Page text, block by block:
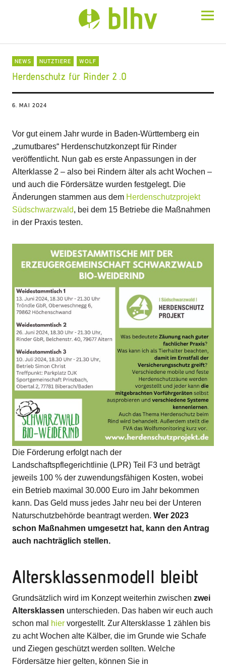
NEWS NUTZTIERE WOLF
Herdenschutz für Rinder 2 .0
6. MAI 2024
Vor gut einem Jahr wurde in Baden-Württemberg ein
„zumutbares“ Herdenschutzkonzept für Rinder
veröffentlicht. Nun gab es erste Anpassungen in der
Alterklasse 2 – also bei Rindern älter als acht Wochen –
und auch die Fördersätze wurden festgelegt. Die
Änderungen stammen aus dem Herdenschutzprojekt
Südschwarzwald, bei dem 15 Betriebe die Maßnahmen
in der Praxis testen.
Die Förderung erfolgt nach der
Landschaftspflegerichtlinie (LPR) Teil F3 und beträgt
jeweils 100 % der zuwendungsfähigen Kosten, wobei
ein Betrieb maximal 30.000 Euro im Jahr bekommen
kann. Das Geld muss jedes Jahr neu bei der Unteren
Naturschutzbehörde beantragt werden. Wer 2023
schon Maßnahmen umgesetzt hat, kann den Antrag
auch nachträglich stellen.
Altersklassenmodell bleibt
Grundsätzlich wird im Konzept weiterhin zwischen zwei
Altersklassen unterschieden. Das haben wir euch auch
schon mal hiervorgestellt. Zur Altersklasse 1 zählen bis
zu acht Wochen alte Kälber, die im Grunde wie Schafe
und Ziegen geschützt werden sollten. Welche
Fördersätze hier gelten, können Sie in